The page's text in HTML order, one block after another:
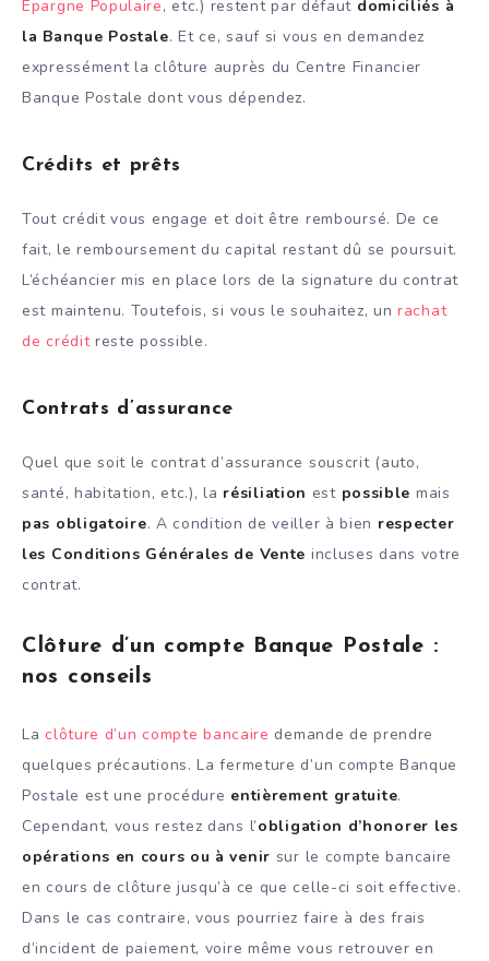
Epargne Populaire, etc.) restent par défaut domiciliés à
la Banque Postale. Et ce, sauf si vous en demandez
expressément la clôture auprès du Centre Financier
Banque Postale dont vous dépendez.
Crédits et prêts
Tout crédit vous engage et doit être remboursé. De ce
fait, le remboursement du capital restant dû se poursuit.
L’échéancier mis en place lors de la signature du contrat
est maintenu. Toutefois, si vous le souhaitez, unrachat
de créditreste possible.
Contrats d’assurance
Quel que soit le contrat d’assurance souscrit (auto,
santé, habitation, etc.), la résiliation est possible mais
pas obligatoire. A condition de veiller à bien respecter
les Conditions Générales de Vente incluses dans votre
contrat.
Clôture d’un compte Banque Postale :
nos conseils
La clôture d’un compte bancaire demande de prendre
quelques précautions. La fermeture d’un compte Banque
Postale est une procédure entièrement gratuite.
Cependant, vous restez dans l’obligation d’honorer les
opérations en cours ou à venir sur le compte bancaire
en cours de clôture jusqu’à ce que celle-ci soit effective.
Dans le cas contraire, vous pourriez faire à des frais
d’incident de paiement, voire même vous retrouver en